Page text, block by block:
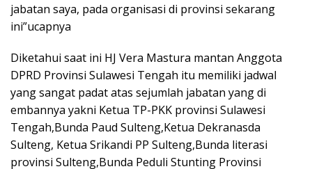
jabatan saya, pada organisasi di provinsi sekarang
ini”ucapnya
Diketahui saat ini HJ Vera Mastura mantan Anggota
DPRD Provinsi Sulawesi Tengah itu memiliki jadwal
yang sangat padat atas sejumlah jabatan yang di
embannya yakni Ketua TP-PKK provinsi Sulawesi
Tengah,Bunda Paud Sulteng,Ketua Dekranasda
Sulteng, Ketua Srikandi PP Sulteng,Bunda literasi
provinsi Sulteng,Bunda Peduli Stunting Provinsi